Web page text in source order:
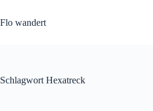
springen
Flo wandert
Schlagwort Hexatreck